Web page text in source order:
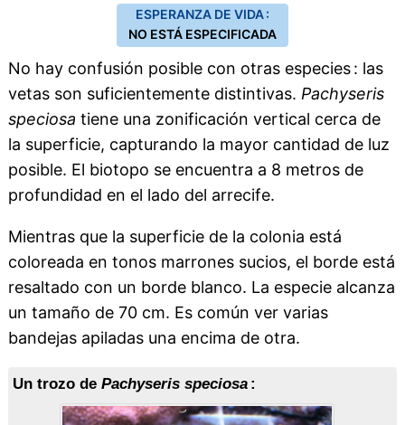
ESPERANZA DE VIDA :
NO ESTÁ ESPECIFICADA
No hay confusión posible con otras especies : las
vetas son suficientemente distintivas. Pachyseris
speciosa tiene una zonificación vertical cerca de
la superficie, capturando la mayor cantidad de luz
posible. El biotopo se encuentra a 8 metros de
profundidad en el lado del arrecife.
Mientras que la superficie de la colonia está
coloreada en tonos marrones sucios, el borde está
resaltado con un borde blanco. La especie alcanza
un tamaño de 70 cm. Es común ver varias
bandejas apiladas una encima de otra.
Un trozo de Pachyseris speciosa: